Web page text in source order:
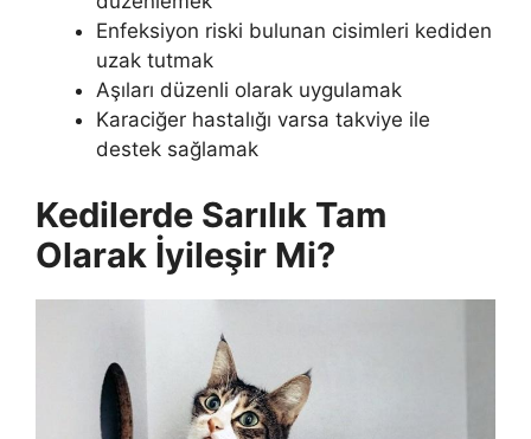
Enfeksiyon riski bulunan cisimleri kediden
uzak tutmak
Aşıları düzenli olarak uygulamak
Karaciğer hastalığı varsa takviye ile
destek sağlamak
Kedilerde Sarılık Tam
Olarak İyileşir Mi?